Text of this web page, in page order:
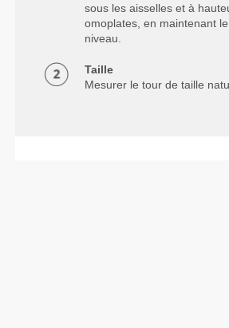
sous les aisselles et à
omoplates, en maintenant
niveau.
Taille
Mesurer le tour de taille